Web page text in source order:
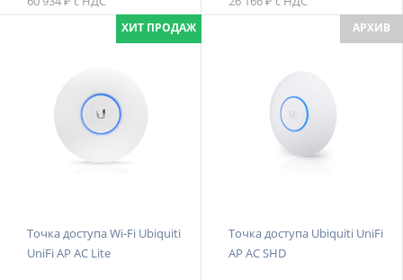
ХИТ ПРОДАЖ
Точка доступа Wi-Fi Ubiquiti
UniFi AP AC Lite
АРХИВ
Точка доступа Ubiquiti UniFi
AP AC SHD